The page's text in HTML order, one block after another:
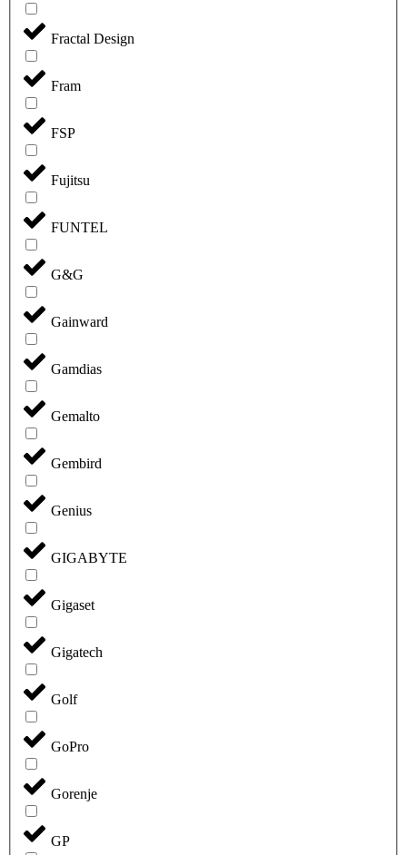
Fractal Design
Fram
FSP
Fujitsu
FUNTEL
G&G
Gainward
Gamdias
Gemalto
Gembird
Genius
GIGABYTE
Gigaset
Gigatech
Golf
GoPro
Gorenje
GP